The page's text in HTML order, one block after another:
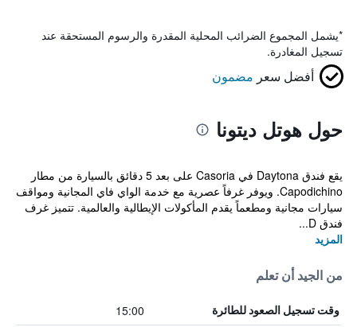
*يشمل المجموع الضرائب المحلية المقدرة والرسوم المستحقة عند
تسجيل المغادرة.
أفضل سعر مضمون
حول هوتل ديتونا
يقع فندق Daytona في Casoria على بعد 5 دقائق بالسيارة من مطار
Capodichino. ويوفر غرفاً عصرية مع خدمة الواي فاي المجانية ومواقف
سيارات مجانية ومطعماً يقدم المأكولات الإيطالية والعالمية. تتميز غرف
فندق D...
المزيد
من الجيد أن تعلم
وقت تسجيل الصعود للطائرة 15:00